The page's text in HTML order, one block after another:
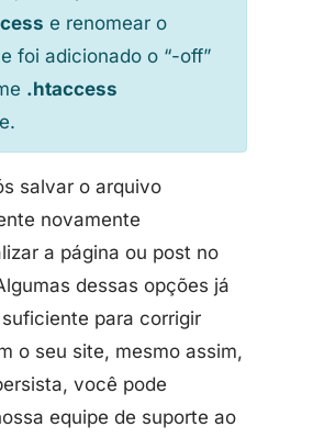
e renomear o
foi adicionado o “-off”
.htaccess
salvar o arquivo
novamente
a página ou post no
dessas opções já
para corrigir
o seu site, mesmo assim,
você pode
equipe de suporte ao